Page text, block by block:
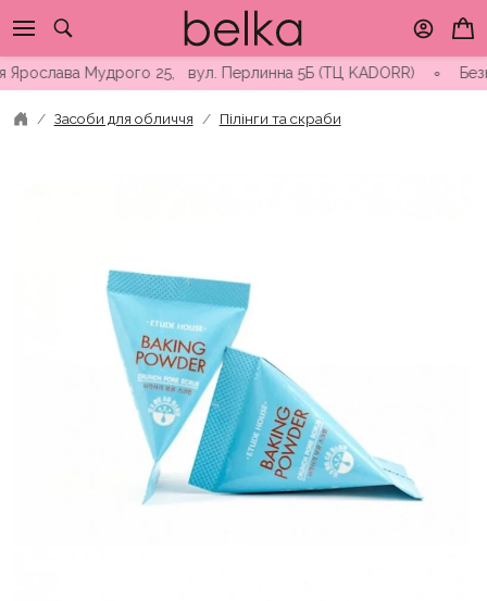
to
contentМудрого 25, вул. Перлинна 5Б (ТЦ KADORR) ∘
Засоби для обличчя Пілінги та скраби